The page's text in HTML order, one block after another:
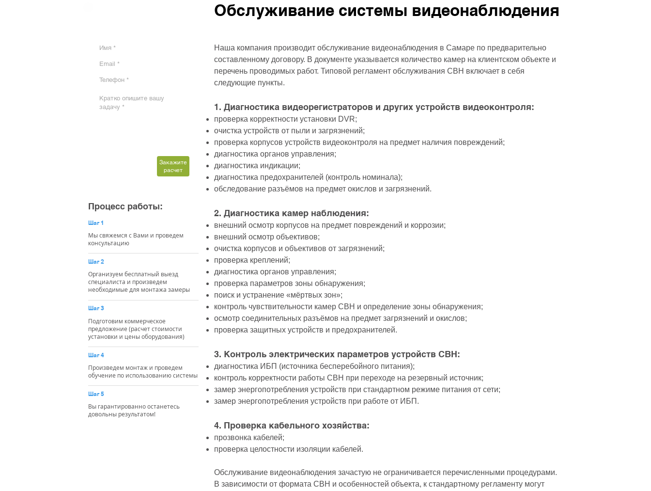
Наша компания производит обслуживание видеонаблюдения в Самаре по предварительно
составленному договору. В документе указывается количество камер на клиентском объекте и
перечень проводимых работ. Типовой регламент обслуживания СВН включает в себя
следующие пункты.
1. Диагностика видеорегистраторов и других устройств видеоконтроля:
проверка корректности установки DVR;
очистка устройств от пыли и загрязнений;
проверка корпусов устройств видеоконтроля на предмет наличия повреждений;
диагностика органов управления;
диагностика индикации;
диагностика предохранителей (контроль номинала);
обследование разъёмов на предмет окислов и загрязнений.​
2. Диагностика камер наблюдения:
внешний осмотр корпусов на предмет повреждений и коррозии;
внешний осмотр объективов;
очистка корпусов и объективов от загрязнений;
проверка креплений;
диагностика органов управления;
проверка параметров зоны обнаружения;
поиск и устранение «мёртвых зон»;
контроль чувствительности камер СВН и определение зоны обнаружения;
осмотр соединительных разъёмов на предмет загрязнений и окислов;
проверка защитных устройств и предохранителей.
3. Контроль электрических параметров устройств СВН:
диагностика ИБП (источника бесперебойного питания);
контроль корректности работы СВН при переходе на резервный источник;
замер энергопотребления устройств при стандартном режиме питания от сети;
замер энергопотребления устройств при работе от ИБП.
4. Проверка кабельного хозяйства:
прозвонка кабелей;
проверка целостности изоляции кабелей.
Обслуживание видеонаблюдения зачастую не ограничивается перечисленными процедурами.
В зависимости от формата СВН и особенностей объекта, к стандартному регламенту могут
Обслуживание системы видеонаблюдения
Закажите
расчет
Процесс работы:
Шаг 1
Мы свяжемся с Вами и проведем
консультацию
Шаг 2
Организуем бесплатный выезд
специалиста и произведем
необходимые для монтажа замеры
Шаг 3
Подготовим коммерческое
предложение (расчет стоимости
установки и цены оборудования)
Шаг 4
Произведем монтаж и проведем
обучение по использованию системы
Шаг 5
Вы гарантированно останетесь
довольны результатом!